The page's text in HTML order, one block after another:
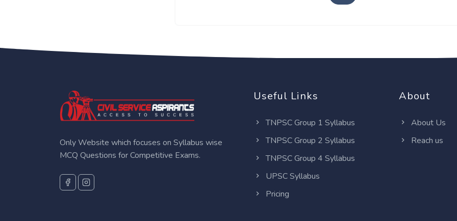
Only Website which focuses on Syllabus wise
MCQ Questions for Competitive Exams.
Useful Links
TNPSC Group 1 Syllabus
TNPSC Group 2 Syllabus
TNPSC Group 4 Syllabus
UPSC Syllabus
Pricing
About
About Us
Reach us